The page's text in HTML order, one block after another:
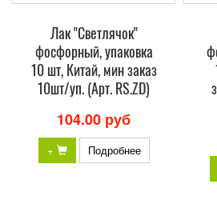
Лак "Светлячок"
фосфорный, упаковка
10 шт, Китай, мин заказ
10шт/уп. (Арт. RS.ZD)
104.00 руб
+ Подробнее